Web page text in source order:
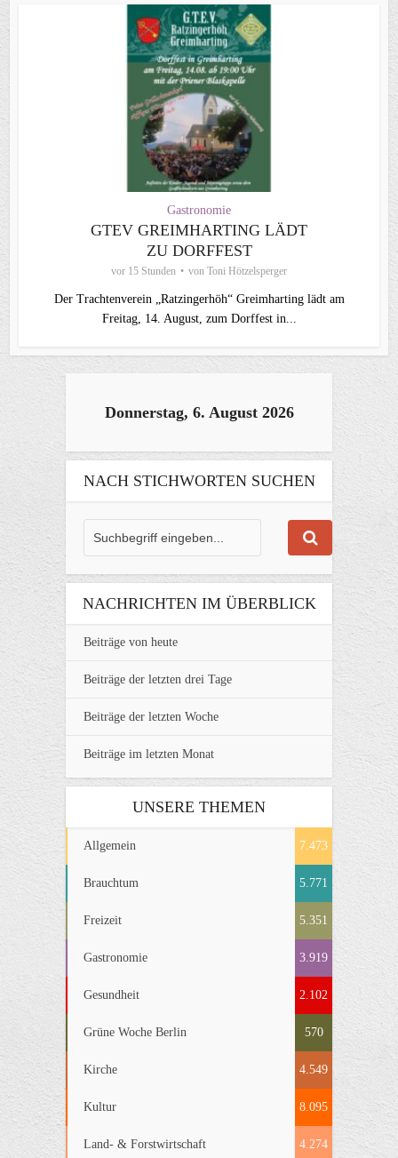
Gastronomie
GTEV GREIMHARTING LÄDT
ZU DORFFEST
vor 15 Stunden von Toni Hötzelsperger
Der Trachtenverein „Ratzingerhöh“ Greimharting lädt am
Freitag, 14. August, zum Dorffest in...
Donnerstag, 6. August 2026
NACH STICHWORTEN SUCHEN
NACHRICHTEN IM ÜBERBLICK
Beiträge von heute
Beiträge der letzten drei Tage
Beiträge der letzten Woche
Beiträge im letzten Monat
UNSERE THEMEN
Allgemein 7.473
Brauchtum 5.771
Freizeit 5.351
Gastronomie 3.919
Gesundheit 2.102
Grüne Woche Berlin 570
Kirche 4.549
Kultur 8.095
Land- & Forstwirtschaft 4.274